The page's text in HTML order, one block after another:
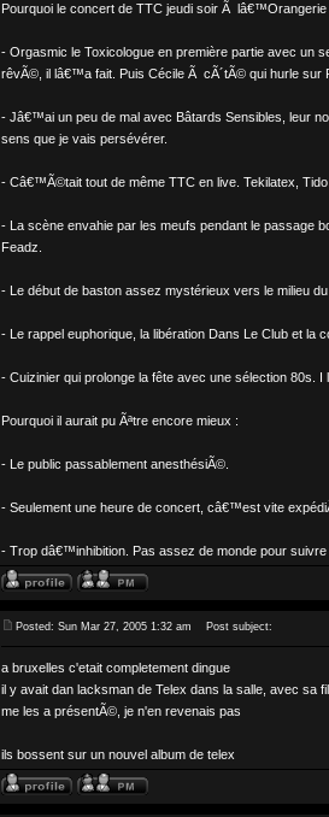
Pourquoi le concert de TTC jeudi soir Ã
- Orgasmic le Toxicologue en première partie avec un
rêvÃ©, il lâ€™a fait. Puis Cécile Ã cÃ´tÃ© qui hurle sur
- Jâ€™ai un peu de mal avec Bâtards Sensibles, leur
sens que je vais persévérer.
- Câ€™Ã©tait tout de même TTC en live. Tekilatex,
- La scène envahie par les meufs pendant le passage
Feadz.
- Le début de baston assez mystérieux vers le milieu
- Le rappel euphorique, la libération Dans Le Club et
- Cuizinier qui prolonge la fête avec une sélection 80s. I
Pourquoi il aurait pu Ãªtre encore mieux :
- Le public passablement anesthésiÃ©.
- Seulement une heure de concert, câ€™est vite
- Trop dâ€™inhibition. Pas assez de monde pour
Posted: Sun Mar 27, 2005 1:32 am Post subject:
a bruxelles c'etait completement dingue
il y avait dan lacksman de Telex dans la salle, avec sa
me les a présentÃ©, je n'en revenais pas
ils bossent sur un nouvel album de telex